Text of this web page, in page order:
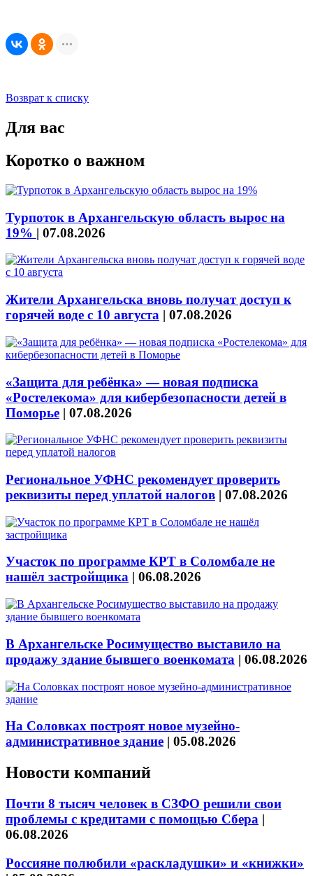
Возврат к списку
Для вас
Коротко о важном
Турпоток в Архангельскую область вырос на
19% | 07.08.2026
Жители Архангельска вновь получат доступ к
горячей воде с 10 августа | 07.08.2026
«Защита для ребёнка» — новая подписка
«Ростелекома» для кибербезопасности детей в
Поморье | 07.08.2026
Региональное УФНС рекомендует проверить
реквизиты перед уплатой налогов | 07.08.2026
Участок по программе КРТ в Соломбале не
нашёл застройщика | 06.08.2026
В Архангельске Росимущество выставило на
продажу здание бывшего военкомата | 06.08.2026
На Соловках построят новое музейно-
административное здание | 05.08.2026
Новости компаний
Почти 8 тысяч человек в СЗФО решили свои
проблемы с кредитами с помощью Сбера |
06.08.2026
Россияне полюбили «раскладушки» и «книжки»